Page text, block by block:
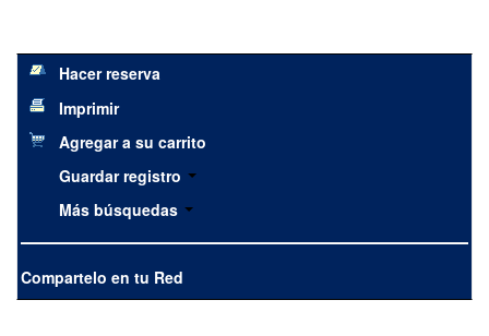
Hacer reserva
Imprimir
Agregar a su carrito
Guardar registro
Más búsquedas
Compartelo en tu Red